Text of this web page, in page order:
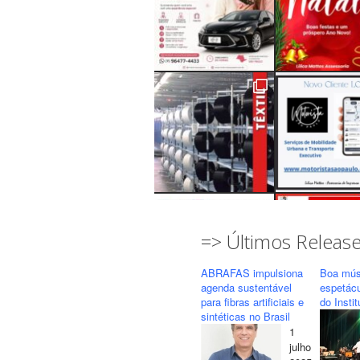
Carregar mais... Seguir
=> Últimos
ABRAFAS impulsiona
agenda sustentável
para fibras artificiais e
sintéticas no Brasil
1
julho
Boa
do